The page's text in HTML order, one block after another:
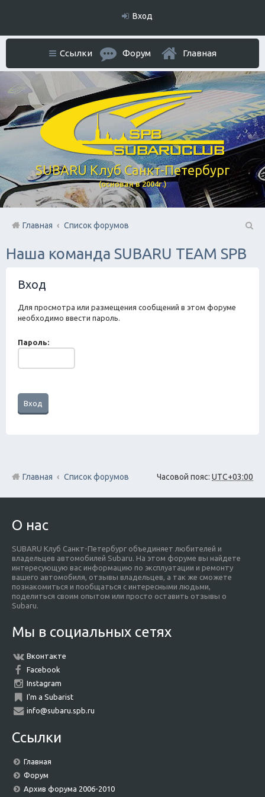
Вход
SUBARU Клуб Санкт-Петербург
(основан в 2004г.)
Ссылки Форум Главная
Главная
Список форумов
ои
Наша команда SUBARU TEAM SPB
Вход
Для просмотра или размещения сообщений в этом форуме
необходимо ввести пароль.
Пароль:
Часовой пояс: UTC+03:00
Главная Список форумов
О нас
SUBARU Клуб Санкт-Петербург объединяет любителей и
владельцев автомобилей Subaru. На этом форуме вы найдете
интересующую вас информацию по эксплуатации и ремонту
вашего автомобиля, отзывы владельцев, а так же сможете
познакомиться и пообщаться с интересными людьми,
поделиться своим опытом или просто оставить отзывы о
Subaru.
Мы в социальных сетях
Вконтакте
Facebook
Instagram
I'm a Subarist
info@subaru.spb.ru
Ссылки
Главная
Форум
Архив форума 2006-2010